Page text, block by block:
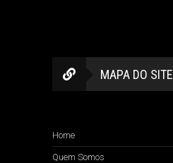
MAPA DO SITE
Home
Quem Somos